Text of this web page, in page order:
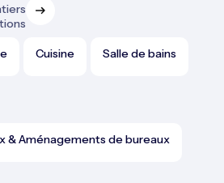
Cuisine Salle de bains
& Aménagements de bureaux